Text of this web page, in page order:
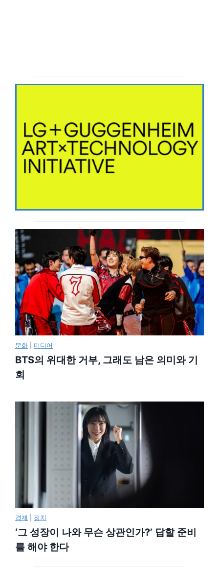
문화 미디어
BTS의 위대한 거부, 그래도 남은 의미와 기
회
경제 정치
‘그 성장이 나와 무슨 상관인가?’ 답할 준비
를 해야 한다